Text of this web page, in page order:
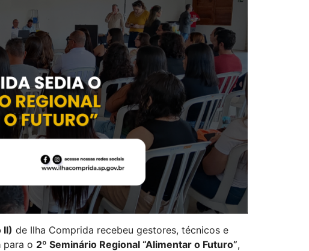
II) de Ilha Comprida recebeu gestores, técnicos e
para o 2º Seminário Regional “Alimentar o Futuro”,